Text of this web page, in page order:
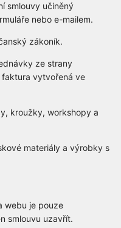
smlouvy učiněný
nebo e-mailem.
zákoník.
ze strany
vytvořená ve
kroužky, workshopy a
materiály a výrobky s
webu je pouze
smlouvu uzavřít.